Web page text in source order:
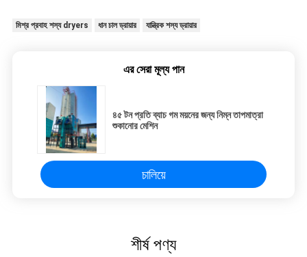
মিশ্র প্রবাহ শস্য dryers ধান চাল ড্রায়ার যান্ত্রিক শস্য ড্রায়ার
এর সেরা মূল্য পান
৪৫ টন প্রতি ব্যাচ গম ময়নের জন্য নিম্ন তাপমাত্রা
শুকানোর মেশিন
চালিয়ে
শীর্ষ পণ্য